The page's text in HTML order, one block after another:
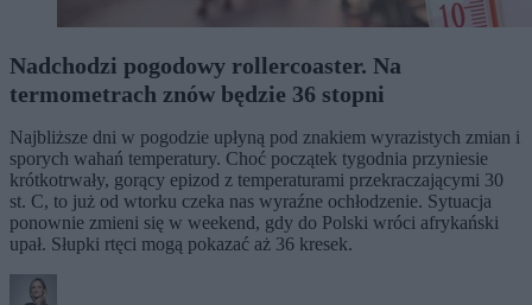
Nadchodzi pogodowy rollercoaster. Na
termometrach znów będzie 36 stopni
Najbliższe dni w pogodzie upłyną pod znakiem wyrazistych zmian i
sporych wahań temperatury. Choć początek tygodnia przyniesie
krótkotrwały, gorący epizod z temperaturami przekraczającymi 30
st. C, to już od wtorku czeka nas wyraźne ochłodzenie. Sytuacja
ponownie zmieni się w weekend, gdy do Polski wróci afrykański
upał. Słupki rtęci mogą pokazać aż 36 kresek.